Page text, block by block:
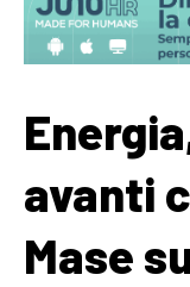
avanti
Mase